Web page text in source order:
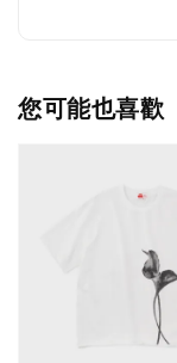
您可能也喜歡